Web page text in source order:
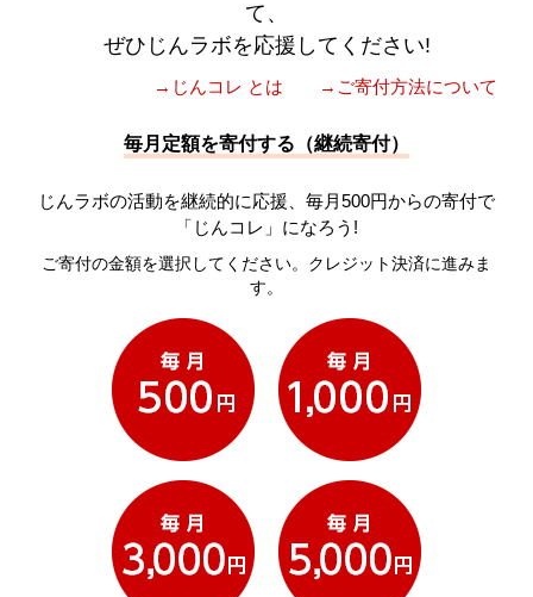
て、
ぜひじんラボを応援してください!
→じんコレ とは →ご寄付方法について
毎月定額を寄付する（継続寄付）
じんラボの活動を継続的に応援、毎月500円からの寄付で
「じんコレ」になろう!
ご寄付の金額を選択してください。クレジット決済に進みま
す。